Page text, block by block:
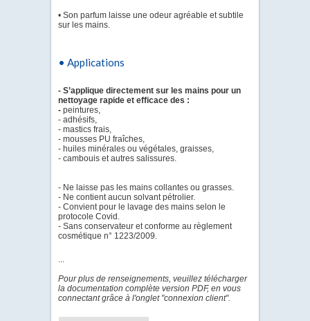
• Son parfum laisse une odeur agréable et subtile
sur les mains.
• Applications
- S’applique directement sur les mains pour un
nettoyage rapide et efficace des :
- peintures,
- adhésifs,
- mastics frais,
- mousses PU fraîches,
- huiles minérales ou végétales, graisses,
- cambouis et autres salissures.
- Ne laisse pas les mains collantes ou grasses.
- Ne contient aucun solvant pétrolier.
- Convient pour le lavage des mains selon le
protocole Covid.
- Sans conservateur et conforme au règlement
cosmétique n° 1223/2009.
...
Pour plus de renseignements, veuillez télécharger
la documentation complète version PDF, en vous
connectant grâce à l'onglet "connexion client".